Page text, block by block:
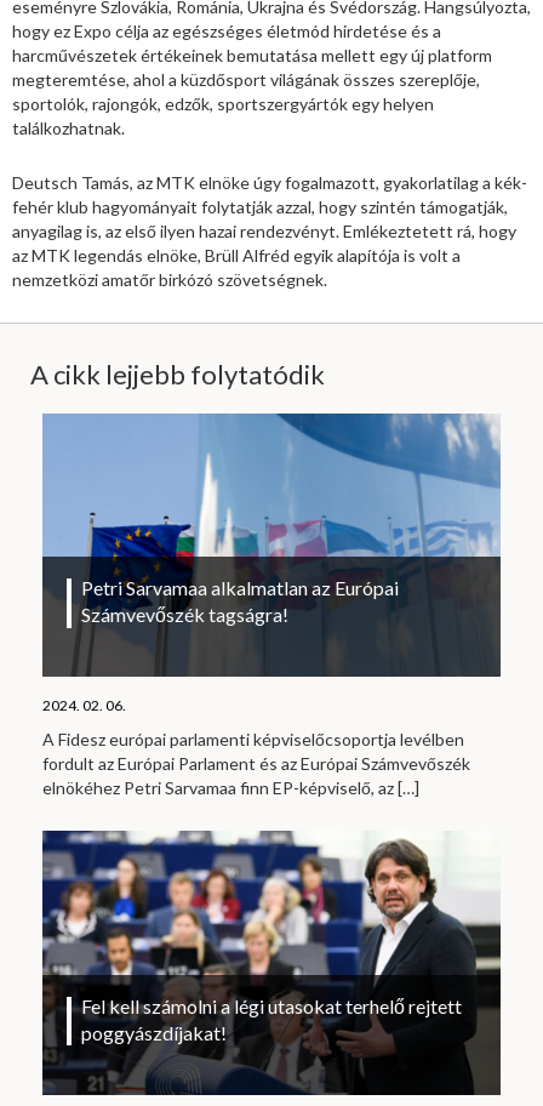
eseményre Szlovákia, Románia, Ukrajna és Svédország. Hangsúlyozta,
hogy ez Expo célja az egészséges életmód hirdetése és a
harcművészetek értékeinek bemutatása mellett egy új platform
megteremtése, ahol a küzdősport világának összes szereplője,
sportolók, rajongók, edzők, sportszergyártók egy helyen
találkozhatnak.
Deutsch Tamás, az MTK elnöke úgy fogalmazott, gyakorlatilag a kék-
fehér klub hagyományait folytatják azzal, hogy szintén támogatják,
anyagilag is, az első ilyen hazai rendezvényt. Emlékeztetett rá, hogy
az MTK legendás elnöke, Brüll Alfréd egyik alapítója is volt a
nemzetközi amatőr birkózó szövetségnek.
A cikk lejjebb folytatódik
Petri Sarvamaa alkalmatlan az Európai
Számvevőszék tagságra!
2024. 02. 06.
A Fidesz európai parlamenti képviselőcsoportja levélben
fordult az Európai Parlament és az Európai Számvevőszék
elnökéhez Petri Sarvamaa finn EP-képviselő, az[…]
Fel kell számolni a légi utasokat terhelő rejtett
poggyászdíjakat!